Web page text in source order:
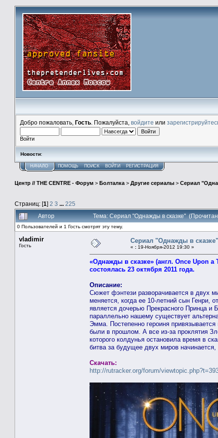
Добро пожаловать, Гость . Пожалуйста, войдите или
Войти
Новости:
НАЧАЛО ПОМОЩЬ ПОИСК ВОЙТИ РЕГИСТРАЦИЯ
Центр // THE CENTRE - Форум > Болталка > Другие сериалы > Сериал
Страниц: [1] 2 3 ... 225
Автор
Тема: Сериал "Однажды в сказке"
0 Пользователей и 1 Гость смотрят эту тему.
vladimir
Гость
Сериал "Однажды в сказке"
« : 19-Ноября-2012 19:30 »
«Однажды в сказке» (англ. Once Upon
состоялась 23 октября 2011 года.
Описание:
Сюжет фэнтези разворачивается в двух
меняется, когда ее 10-летний сын Генри,
является дочерью Прекрасного Принца и
параллельно нашему существует
Эмма. Постепенно героиня
были в прошлом. А все из-за проклятия
которого колдунья остановила время в
битва за будущее двух миров
Скачать:
http://rutracker.org/forum/